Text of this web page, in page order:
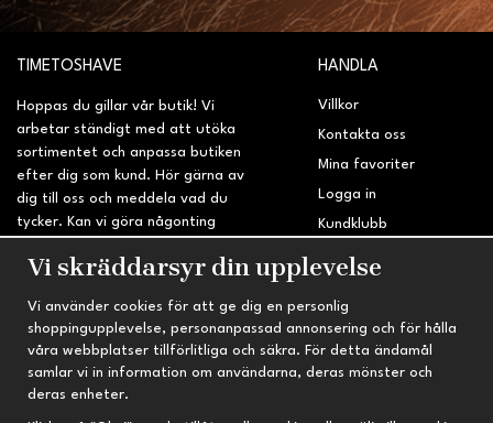
TIMETOSHAVE
Hoppas du gillar vår butik! Vi
arbetar ständigt med att utöka
sortimentet och anpassa butiken
efter dig som kund. Hör gärna av
dig till oss och meddela vad du
tycker. Kan vi göra någonting
sidan?
HANDLA
Villkor
Kontakta oss
Mina favoriter
Logga in
Kundklubb
Retur & Reklamation
INFORMATION
Om oss
Nyheter
TRYGG HANDEL
Fri frakt vid köp över 695 kr
Vi skräddarsyr din upplevelse
Vi använder cookies för att ge dig en personlig
shoppingupplevelse, personanpassad annonsering och för hålla
våra webbplatser tillförlitliga och säkra. För detta ändamål
samlar vi in information om användarna, deras mönster och
deras enheter.